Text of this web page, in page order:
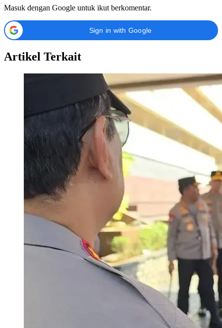
Masuk dengan Google untuk ikut berkomentar.
Sign in with Google
Artikel Terkait